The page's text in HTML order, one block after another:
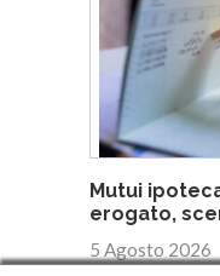
Mutui
erogato,
5 Agosto 2026